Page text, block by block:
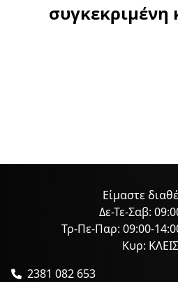
συγκεκριμένη
Είμαστε
Δε-Τε-Σαβ:
Τρ-Πε-Παρ: 09:00-
Κυρ:
2381 082 653